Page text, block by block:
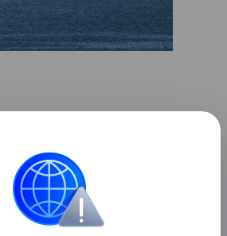
млрд. РФ по-
в Китай.
Аравия,
до 22,97 млн тонн.